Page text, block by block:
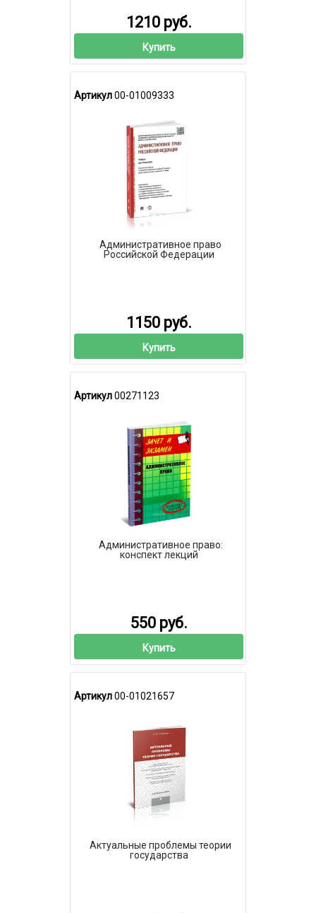
1210 руб.
Купить
Артикул00-01009333
Административное право
Российской Федерации
1150 руб.
Купить
Артикул00271123
Административное право:
конспект лекций
550 руб.
Купить
Артикул00-01021657
Актуальные проблемы теории
государства